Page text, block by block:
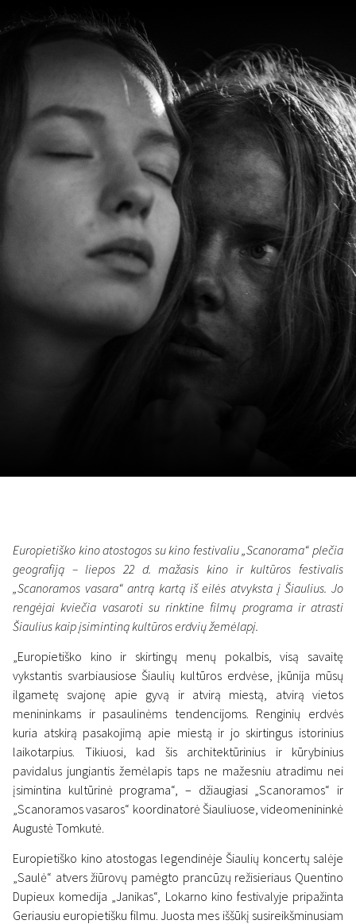
News Scanoramos vasara
„Scanorama“ tęsia kino
atostogas Šiauliuose:
kultūros gūsis išskirtinėse
miesto erdvėse
19 July 2024
Europietiško kino atostogos su kino festivaliu „Scanorama“ plečia
geografiją – liepos 22 d. mažasis kino ir kultūros festivalis
„Scanoramos vasara“ antrą kartą iš eilės atvyksta į Šiaulius. Jo
rengėjai kviečia vasaroti su rinktine filmų programa ir atrasti
Šiaulius kaip įsimintiną kultūros erdvių žemėlapį.
​​„Europietiško kino ir skirtingų menų pokalbis, visą savaitę
vykstantis svarbiausiose Šiaulių kultūros erdvėse, įkūnija mūsų
ilgametę svajonę apie gyvą ir atvirą miestą, atvirą vietos
menininkams ir pasaulinėms tendencijoms. Renginių erdvės
kuria atskirą pasakojimą apie miestą ir jo skirtingus istorinius
laikotarpius. Tikiuosi, kad šis architektūrinius ir kūrybinius
pavidalus jungiantis žemėlapis taps ne mažesniu atradimu nei
įsimintina kultūrinė programa“, – džiaugiasi „Scanoramos“ ir
„Scanoramos vasaros“ koordinatorė Šiauliuose, videomenininkė
Augustė Tomkutė.
Europietiško kino atostogas legendinėje Šiaulių koncertų salėje
„Saulė“ atvers žiūrovų pamėgto prancūzų režisieriaus Quentino
Dupieux komedija „Janikas“, Lokarno kino festivalyje pripažinta
Geriausiu europietišku filmu. Juosta mes iššūkį susireikšminusiam